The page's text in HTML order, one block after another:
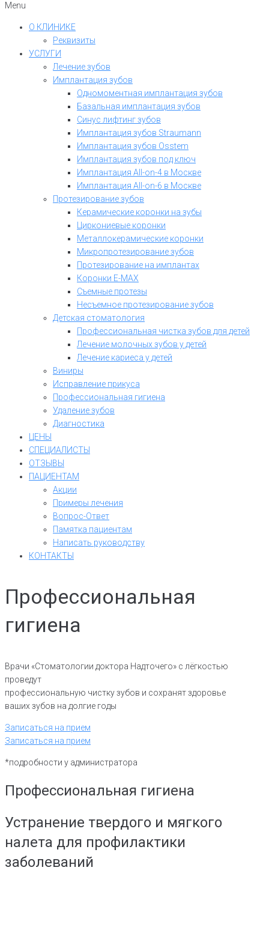
Menu
О КЛИНИКЕ
Реквизиты
УСЛУГИ
Лечение зубов
Имплантация зубов
Одномоментная имплантация зубов
Базальная имплантация зубов
Синус лифтинг зубов
Имплантация зубов Straumann
Имплантация зубов Osstem
Имплантация зубов под ключ
Имплантация All-on-4 в Москве
Имплантация All-on-6 в Москве
Протезирование зубов
Керамические коронки на зубы
Циркониевые коронки
Металлокерамические коронки
Микропротезирование зубов
Протезирование на имплантах
Коронки E-MAX
Съемные протезы
Несъемное протезирование зубов
Детская стоматология
Профессиональная чистка зубов для детей
Лечение молочных зубов у детей
Лечение кариеса у детей
Виниры
Исправление прикуса
Профессиональная гигиена
Удаление зубов
Диагностика
ЦЕНЫ
СПЕЦИАЛИСТЫ
ОТЗЫВЫ
ПАЦИЕНТАМ
Акции
Примеры лечения
Вопрос-Ответ
Памятка пациентам
Написать руководству
КОНТАКТЫ
Профессиональная
гигиена
Врачи «Стоматологии доктора Надточего» с лёгкостью
проведут
профессиональную чистку зубов и сохранят здоровье
ваших зубов на долгие годы
Записаться на прием
Записаться на прием
*подробности у администратора
Профессиональная гигиена
Устранение твердого и мягкого
налета для профилактики
заболеваний